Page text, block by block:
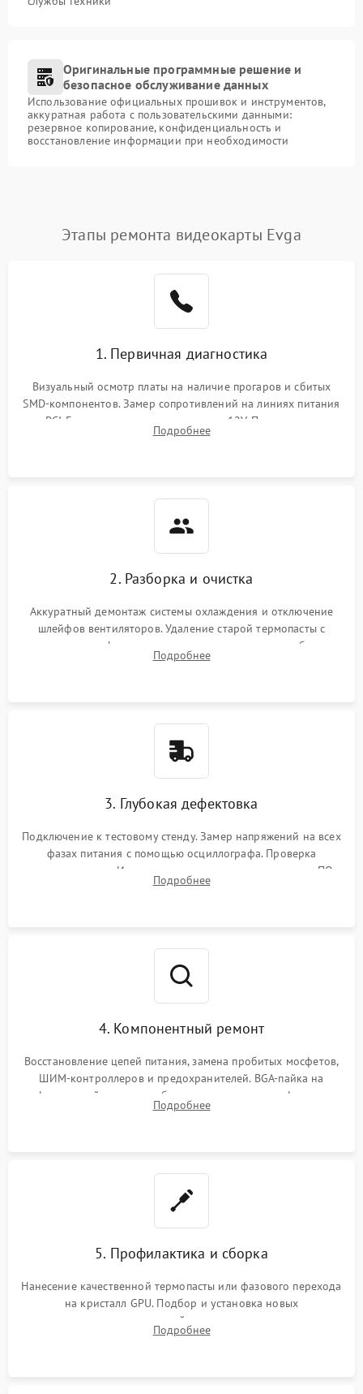
Оригинальные программные решение и
безопасное обслуживание данных
Использование официальных прошивок и инструментов,
аккуратная работа с пользовательскими данными:
резервное копирование, конфиденциальность и
восстановление информации при необходимости
Этапы ремонта видеокарты Evga
1. Первичная диагностика
Визуальный осмотр платы на наличие прогаров и сбитых
SMD-компонентов. Замер сопротивлений на линиях питания
PCI-E и дополнительных разъемах 12V. Проверка на
короткое замыкание основных дросселей питания GPU и
Подробнее
2. Разборка и очистка
Аккуратный демонтаж системы охлаждения и отключение
шлейфов вентиляторов. Удаление старой термопасты с
кристалла графического чипа и термопрокладок с банок
памяти и зоны VRM. Очистка платы от пыли и окислов.
Подробнее
3. Глубокая дефектовка
Подключение к тестовому стенду. Замер напряжений на всех
фазах питания с помощью осциллографа. Проверка
инициализации. Использование специализированного ПО
MATS
Подробнее
4. Компонентный ремонт
Восстановление цепей питания, замена пробитых мосфетов,
ШИМ-контроллеров и предохранителей. BGA-пайка на
инфракрасной станции реболлинг или замена графического
чипа и дефектной памяти GDDR. Прошивка BIOS
Подробнее
5. Профилактика и сборка
Нанесение качественной термопасты или фазового перехода
на кристалл GPU. Подбор и установка новых
термопрокладок правильной толщины на память и цепи
питания. Монтаж радиатора и бэкплейта, подключение и
Подробнее